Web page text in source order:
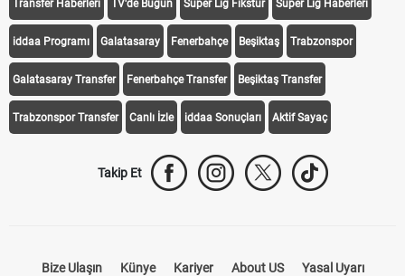
Transfer Haberleri TV'de Bugün Süper Lig Fikstür Süper Lig Haberleri
iddaa Programı Galatasaray Fenerbahçe Beşiktaş Trabzonspor
Galatasaray Transfer Fenerbahçe Transfer Beşiktaş Transfer
Trabzonspor Transfer Canlı İzle iddaa Sonuçları Aktif Sayaç
Takip Et
Bize Ulaşın Künye Kariyer About US Yasal Uyarı